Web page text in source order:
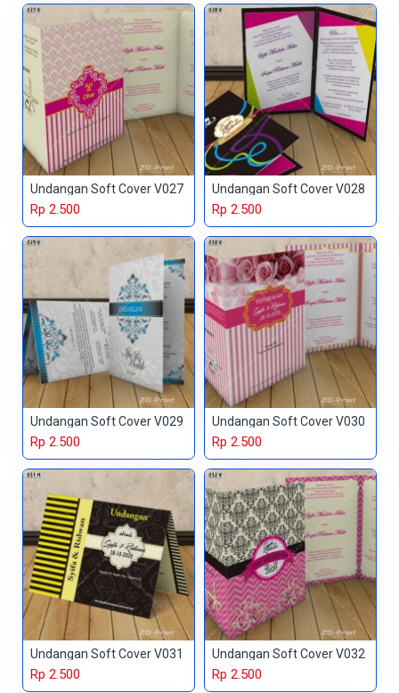
Undangan Soft Cover V027
Rp 2.500
Undangan Soft Cover V028
Rp 2.500
Undangan Soft Cover V029
Rp 2.500
Undangan Soft Cover V030
Rp 2.500
Undangan Soft Cover V031
Rp 2.500
Undangan Soft Cover V032
Rp 2.500